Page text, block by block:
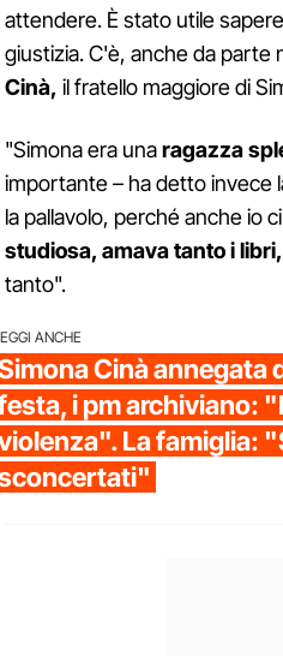
attendere. È stato utile
giustizia. C'è, anche da
Cinà, il fratello maggiore di
"Simona era unaragazza
importante – ha detto invece
la pallavolo, perché anche io
studiosa, amava tantoi libri,
tanto".
ANCHE
Cinà annegata
i pm archiviano:
La famiglia: